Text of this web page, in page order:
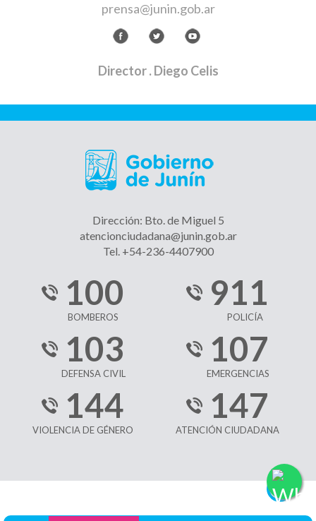
prensa@junin.gob.ar
Director. Diego Celis
Dirección: Bto. de Miguel 5
atencionciudadana@junin.gob.ar
Tel. +54-236-4407900
100
BOMBEROS
911
POLICÍA
103
DEFENSA CIVIL
107
EMERGENCIAS
144
VIOLENCIA DE GÉNERO
147
ATENCIÓN CIUDADANA